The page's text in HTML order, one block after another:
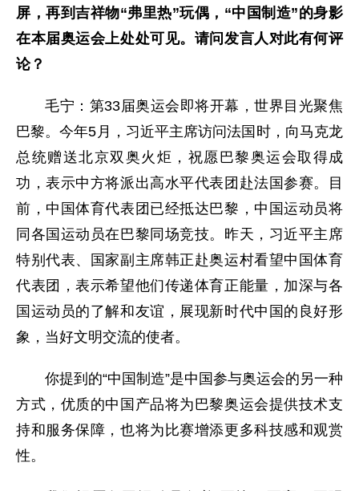
屏，再到吉祥物“弗里热”玩偶，“中国制造”的身影
在本届奥运会上处处可见。请问发言人对此有何评
论？
毛宁：第33届奥运会即将开幕，世界目光聚焦
巴黎。今年5月，习近平主席访问法国时，向马克龙
总统赠送北京双奥火炬，祝愿巴黎奥运会取得成
功，表示中方将派出高水平代表团赴法国参赛。目
前，中国体育代表团已经抵达巴黎，中国运动员将
同各国运动员在巴黎同场竞技。昨天，习近平主席
特别代表、国家副主席韩正赴奥运村看望中国体育
代表团，表示希望他们传递体育正能量，加深与各
国运动员的了解和友谊，展现新时代中国的良好形
象，当好文明交流的使者。
你提到的“中国制造”是中国参与奥运会的另一种
方式，优质的中国产品将为巴黎奥运会提供技术支
持和服务保障，也将为比赛增添更多科技感和观赏
性。